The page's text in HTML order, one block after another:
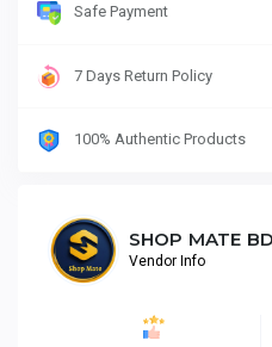
Safe Payment
7 Days Return Policy
100% Authentic Products
SHOP MATE BD
Vendor Info